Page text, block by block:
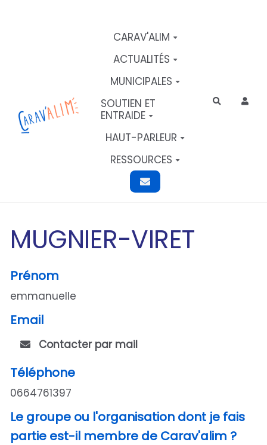
CARAV'ALIM
ACTUALITÉS
MUNICIPALES
SOUTIEN ET
ENTRAIDE
HAUT-PARLEUR
RESSOURCES
Rechercher
MUGNIER-VIRET
Prénom
emmanuelle
Email
Contacter par mail
Téléphone
0664761397
Le groupe ou l'organisation dont je fais
partie est-il membre de Carav'alim ?